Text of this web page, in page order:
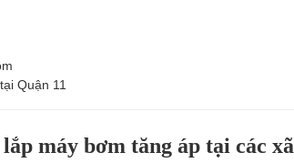
Quận 11
máy bơm tăng áp tại các